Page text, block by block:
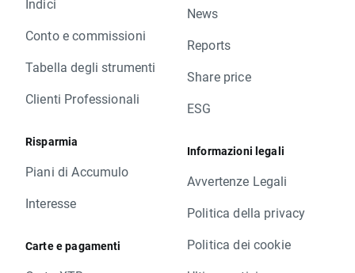
Indici
Conto e commissioni
Tabella degli strumenti
Clienti Professionali
Risparmia
Piani di Accumulo
Interesse
Carte e pagamenti
News
Reports
Share price
ESG
Informazioni legali
Avvertenze Legali
Politica della privacy
Politica dei cookie